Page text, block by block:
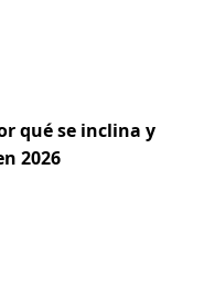
qué se inclina y
2026